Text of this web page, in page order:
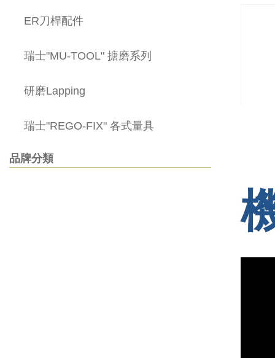
ER刀桿配件
瑞士"MU-TOOL" 搪磨系列
研磨Lapping
瑞士"REGO-FIX" 各式量具
品牌分類